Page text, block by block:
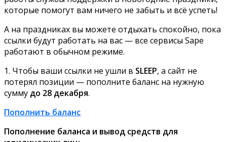
которые помогут вам ничего не забыть и всё успеть!
А на праздниках вы можете отдыхать спокойно, пока
ссылки будут работать на вас — все сервисы Sape
работают в обычном режиме.
1. Чтобы ваши ссылки не ушли в SLEEP, а сайт не
потерял позиции — пополните баланс на нужную
сумму до 28 декабря.
Пополнить баланс
Пополнение баланса и вывод средств для